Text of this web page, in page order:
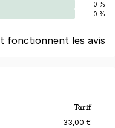
0 %
0 %
fonctionnent les avis
Tarif
33,00 €